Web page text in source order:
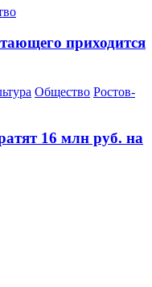
приходится
Общество Ростов-
16 млн руб. на